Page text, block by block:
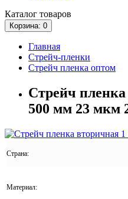
Каталог товаров
Корзина: 0
Главная
Стрейч-пленки
Стрейч пленка оптом
Стрейч
500 мм 23 мкм
Страна:
Материал: